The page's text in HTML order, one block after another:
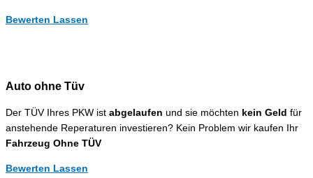
Bewerten Lassen
Auto ohne Tüv
Der TÜV Ihres PKW ist abgelaufen und sie möchten kein Geld für
anstehende Reperaturen investieren? Kein Problem wir kaufen Ihr
Fahrzeug Ohne TÜV
Bewerten Lassen